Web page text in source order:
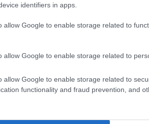
identifiers in apps.
allow Google to enable storage related to
allow Google to enable storage related to
allow Google to enable storage related to
functionality and fraud prevention, and